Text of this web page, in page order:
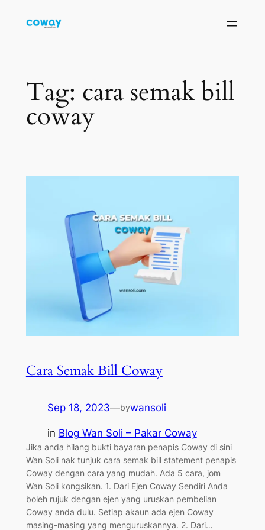
Tag: cara semak bill
coway
Cara Semak Bill Coway
Sep 18, 2023—bywansoli
in Blog Wan Soli – Pakar Coway
Jika anda hilang bukti bayaran penapis Coway di sini
Wan Soli nak tunjuk cara semak bill statement penapis
Coway dengan cara yang mudah. Ada 5 cara, jom
Wan Soli kongsikan. 1. Dari Ejen Coway Sendiri Anda
boleh rujuk dengan ejen yang uruskan pembelian
Coway anda dulu. Setiap akaun ada ejen Coway
masing-masing yang menguruskannya. 2. Dari…